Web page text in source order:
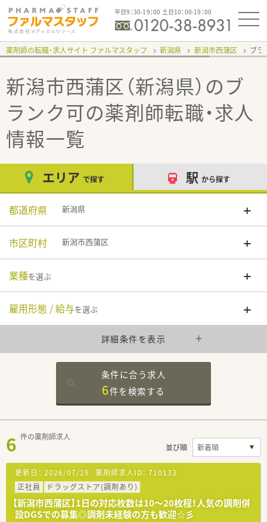
平日9：30-19：00 土日10：00-19：00
薬剤師の転職・求人サイト ファルマスタッフ 新潟県 新潟市西蒲区 ブ
新潟市西蒲区（新潟県）のブ
ランク可の薬剤師転職・求人
情報一覧
エリア で探す 駅 から探す
都道府県 新潟県
市区町村 新潟市西蒲区
業種を選ぶ
雇用形態 / 給与を選ぶ
詳細条件を表示
条件に合う求人
6件を検索する
6 件の薬剤師求人
並び順
更新日： 2026/07/29 薬剤師求人ID： 710133
正社員
ドラッグストア(調剤あり)
【新潟市西蒲区】1日の対応枚数は10～20枚程！人気の調剤併
設DGSでの募集◎調剤未経験の方も歓迎☆彡